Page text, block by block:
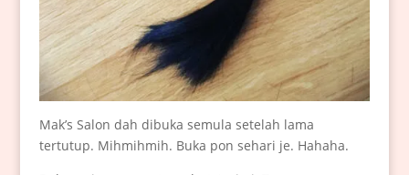
Mak’s Salon dah dibuka semula setelah lama
tertutup. Mihmihmih. Buka pon sehari je. Hahaha.